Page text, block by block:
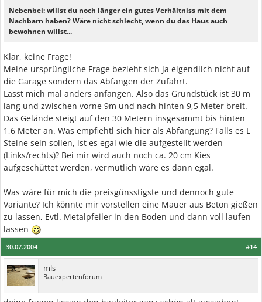
Nebenbei: willst du noch länger ein gutes Verhältniss mit dem
Nachbarn haben? Wäre nicht schlecht, wenn du das Haus auch
bewohnen willst...
Klar, keine Frage!
Meine ursprüngliche Frage bezieht sich ja eigendlich nicht auf
die Garage sondern das Abfangen der Zufahrt.
Lasst mich mal anders anfangen. Also das Grundstück ist 30 m
lang und zwischen vorne 9m und nach hinten 9,5 Meter breit.
Das Gelände steigt auf den 30 Metern insgesammt bis hinten
1,6 Meter an. Was empfiehtl sich hier als Abfangung? Falls es L
Steine sein sollen, ist es egal wie die aufgestellt werden
(Links/rechts)? Bei mir wird auch noch ca. 20 cm Kies
aufgeschüttet werden, vermutlich wäre es dann egal.
Was wäre für mich die preisgünsstigste und dennoch gute
Variante? Ich könnte mir vorstellen eine Mauer aus Beton gießen
zu lassen, Evtl. Metalpfeiler in den Boden und dann voll laufen
lassen
#14
30.07.2004
mls
Bauexpertenforum